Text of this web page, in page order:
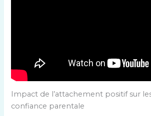
Impact de l’attachement positif sur
confiance parentale